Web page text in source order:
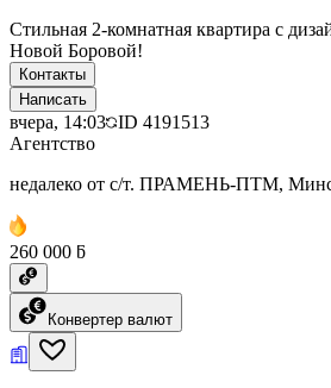
Стильная 2-комнатная квартира с
Новой Боровой!
Контакты
Написать
вчера, 14:03 ID 4191513
Агентство
недалеко от с/т. ПРАМЕНЬ-ПТМ,
260 000 ƃ
Конвертер валют